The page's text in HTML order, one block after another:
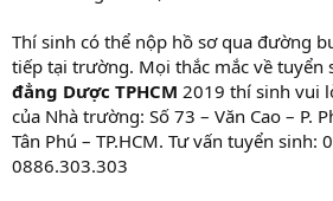
Thí sinh có thể nộp hồ sơ qua đường
tiếp tại trường. Mọi thắc mắc về tuyển
đẳng Dược TPHCM 2019 thí sinh vui
của Nhà trường: Số 73 – Văn Cao – P.
Tân Phú – TP.HCM. Tư vấn tuyển sinh:
0886.303.303